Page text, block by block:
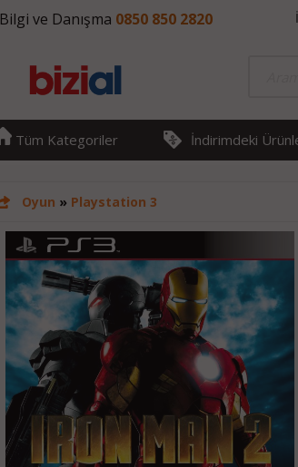
Bilgi ve Danışma 0850 850 2820
Tüm Kategoriler İndirimdeki
Oyun » Playstation 3